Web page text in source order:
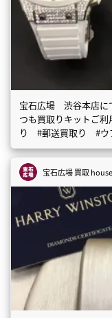
宝石広場 渋谷本店に
つも買取りキットご
り #郵送買取り #ウ
宝石広場 買取